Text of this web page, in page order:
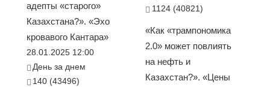
адепты «старого»
Казахстана?». «Эхо
кровавого Кантара»
28.01.2025 12:00
День за днем
140 (43496)
1124 (40821)
«Как «трампономика
2.0» может повлиять
на нефть и
Казахстан?». «Цены